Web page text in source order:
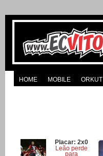
HOME MOBILE ORKUT
Placar: 2x0
Leão perde
para